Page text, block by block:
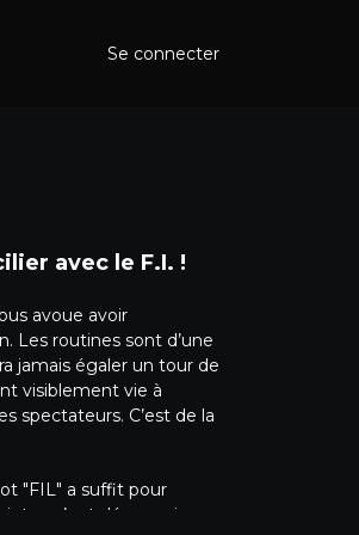
Se connecter
avec le F.I. !
avoue avoir
Les routines sont d’une
jamais égaler un tour de
visiblement vie à
spectateurs. C’est de la
"FIL" a suffit pour
n’ont désormais